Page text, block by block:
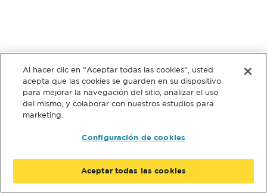
Al hacer clic en “Aceptar todas las cookies”, usted
acepta que las cookies se guarden en su dispositivo
para mejorar la navegación del sitio, analizar el uso
del mismo, y colaborar con nuestros estudios para
marketing.
Configuración de cookies
Aceptar todas las cookies